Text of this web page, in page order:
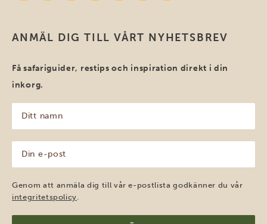
ANMÄL DIG TILL VÅRT NYHETSBREV
Få safariguider, restips och inspiration direkt i din
inkorg.
namn
(Obligatoriskt)
post
(Obligatoriskt)
Genom att anmäla dig till vår e-postlista godkänner du vår
integritetspolicy